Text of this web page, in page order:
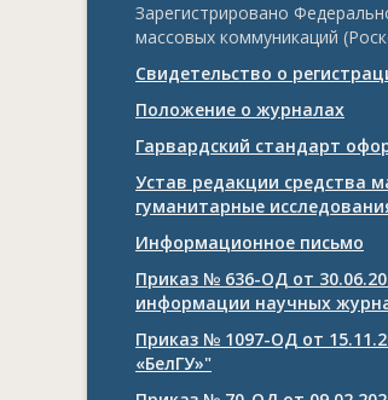
Зарегистрировано
массовых коммуникаций
Свидетельство о
Положение о журналах
Гарвардский стандарт
Устав редакции средства
гуманитарные
Информационное письмо
Приказ № 636-ОД от
информации научных
Приказ № 1097-ОД от
«БелГУ»"